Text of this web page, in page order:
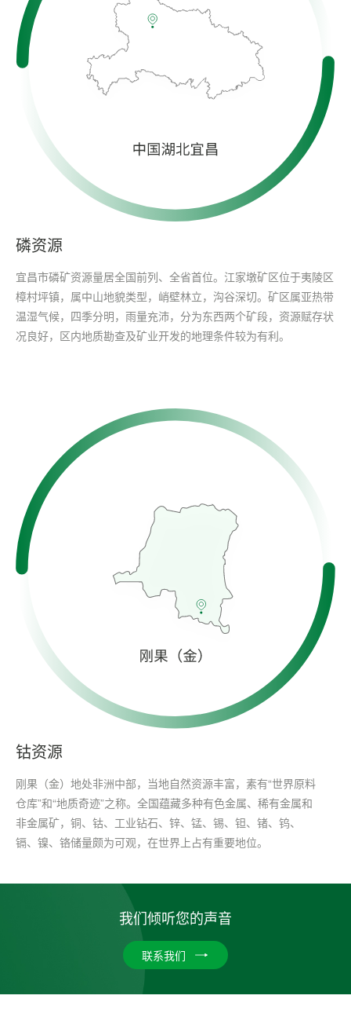
磷资源
宜昌市磷矿资源量居全国前列、全省首位。江家墩矿区位于夷陵区
樟村坪镇，属中山地貌类型，峭壁林立，沟谷深切。矿区属亚热带
温湿气候，四季分明，雨量充沛，分为东西两个矿段，资源赋存状
况良好，区内地质勘查及矿业开发的地理条件较为有利。
钴资源
刚果（金）地处非洲中部，当地自然资源丰富，素有“世界原料
仓库”和“地质奇迹”之称。全国蕴藏多种有色金属、稀有金属和
非金属矿，铜、钴、工业钻石、锌、锰、锡、钽、锗、钨、
镉、镍、铬储量颇为可观，在世界上占有重要地位。
我们倾听您的声音
联系我们